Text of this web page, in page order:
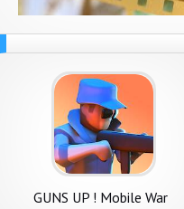
GUNS UP ! Mobile War